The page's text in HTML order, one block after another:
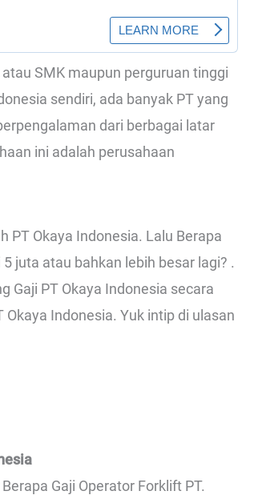
SMK maupun perguruan tinggi
sendiri, ada banyak PT yang
dari berbagai latar
ini adalah perusahaan
PT Okaya Indonesia. Lalu Berapa
juta atau bahkan lebih besar lagi? .
Gaji PT Okaya Indonesia secara
Indonesia. Yuk intip di ulasan
Gaji Operator Forklift PT.